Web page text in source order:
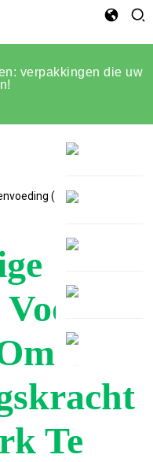
verpakkingen die uw
De
Te